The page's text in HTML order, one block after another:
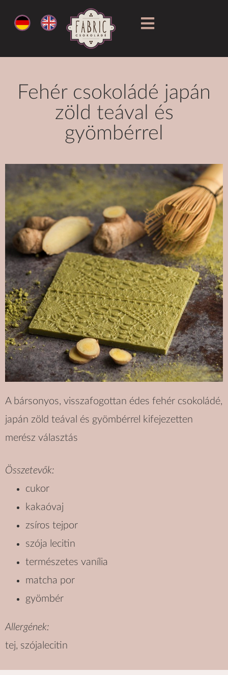
Fehér csokoládé japán
zöld teával és
gyömbérrel
A bársonyos, visszafogottan édes fehér csokoládé,
japán zöld teával és gyömbérrel kifejezetten
merész választás
Összetevők:
cukor
kakaóvaj
zsíros tejpor
szója lecitin
természetes vanília
matcha por
gyömbér
Allergének:
tej, szójalecitin